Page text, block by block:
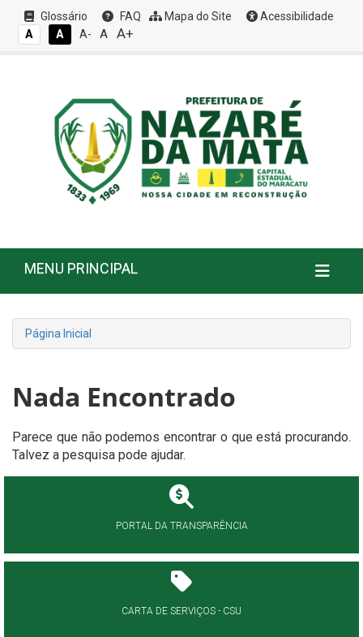
Glossário FAQ Mapa do Site
Acessibilidade
A
A A- A A+
MENU PRINCIPAL
Página Inicial
Nada Encontrado
Parece que não podemos encontrar o que está procurando.
Talvez a pesquisa pode ajudar.
PORTAL DA TRANSPARÊNCIA
CARTA DE SERVIÇOS - CSU